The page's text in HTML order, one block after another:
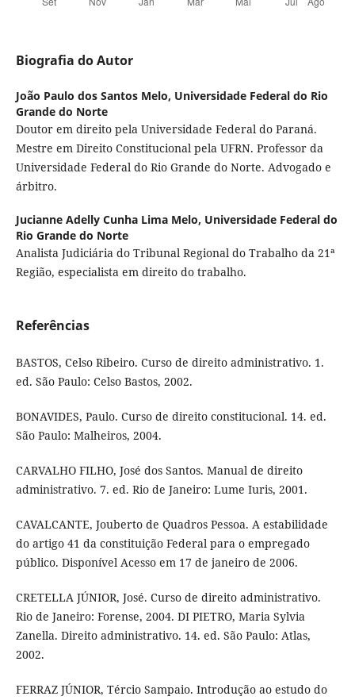
Biografia do Autor
João Paulo dos Santos Melo, Universidade Federal do Rio
Grande do Norte
Doutor em direito pela Universidade Federal do Paraná.
Mestre em Direito Constitucional pela UFRN. Professor da
Universidade Federal do Rio Grande do Norte. Advogado e
árbitro.
Jucianne Adelly Cunha Lima Melo, Universidade Federal do
Rio Grande do Norte
Analista Judiciária do Tribunal Regional do Trabalho da 21ª
Região, especialista em direito do trabalho.
Referências
BASTOS, Celso Ribeiro. Curso de direito administrativo. 1.
ed. São Paulo: Celso Bastos, 2002.
BONAVIDES, Paulo. Curso de direito constitucional. 14. ed.
São Paulo: Malheiros, 2004.
CARVALHO FILHO, José dos Santos. Manual de direito
administrativo. 7. ed. Rio de Janeiro: Lume Iuris, 2001.
CAVALCANTE, Jouberto de Quadros Pessoa. A estabilidade
do artigo 41 da constituição Federal para o empregado
público. Disponível Acesso em 17 de janeiro de 2006.
CRETELLA JÚNIOR, José. Curso de direito administrativo.
Rio de Janeiro: Forense, 2004. DI PIETRO, Maria Sylvia
Zanella. Direito administrativo. 14. ed. São Paulo: Atlas,
2002.
FERRAZ JÚNIOR, Tércio Sampaio. Introdução ao estudo do